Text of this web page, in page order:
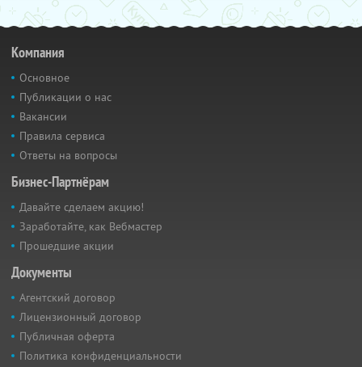
Компания
Основное
Публикации о нас
Вакансии
Правила сервиса
Ответы на вопросы
Бизнес-Партнёрам
Давайте сделаем акцию!
Заработайте, как Вебмастер
Прошедшие акции
Документы
Агентский договор
Лицензионный договор
Публичная оферта
Политика конфиденциальности